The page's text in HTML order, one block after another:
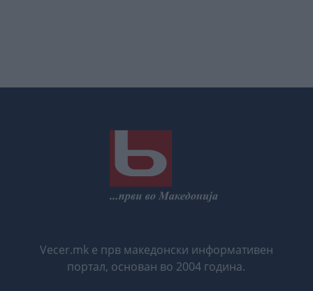
Vecer.mk е прв македонски информативен
портал, основан во 2004 година.